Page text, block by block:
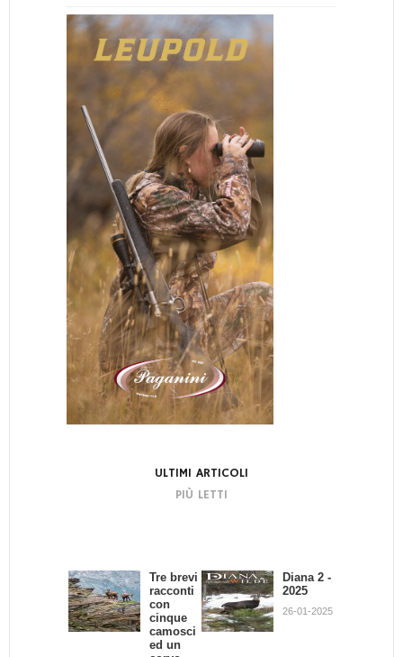
ULTIMI ARTICOLI
PIÙ LETTI
Tre brevi
racconti
con
cinque
camosci
ed un
Diana 2 -
2025
26-01-2025
Bando di
Concors
o:
Scrivend
o e
Cacciand
La
dignità
del
Cacciator